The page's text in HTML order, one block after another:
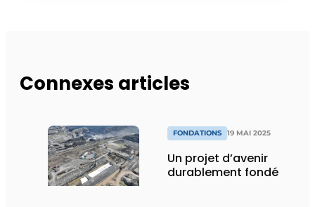
Connexes articles
FONDATIONS 19 MAI 2025
Un projet d’avenir
durablement fondé